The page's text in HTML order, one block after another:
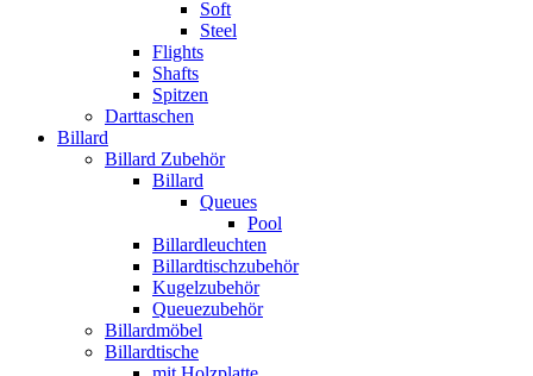
Soft
Steel
Flights
Shafts
Spitzen
Darttaschen
Billard
Billard Zubehör
Billard
Queues
Pool
Billardleuchten
Billardtischzubehör
Kugelzubehör
Queuezubehör
Billardmöbel
Billardtische